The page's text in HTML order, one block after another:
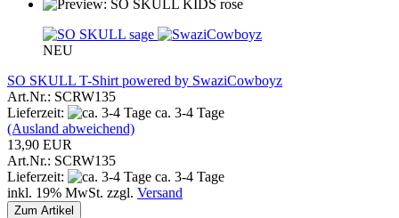
NEU
SO SKULL T-Shirt powered by SwaziCowboyz
Art.Nr.: SCRW135
Lieferzeit:
ca. 3-4 Tage
(Ausland abweichend)
13,90 EUR
Art.Nr.: SCRW135
Lieferzeit:
ca. 3-4 Tage
inkl. 19% MwSt. zzgl. Versand
Zum Artikel